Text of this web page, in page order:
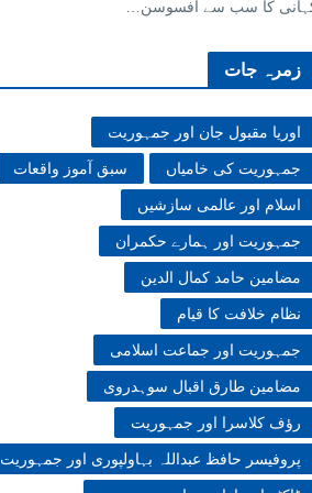
کا سب سے افسوسن…
زمرہ جات
اوریا مقبول جان اور جمہوریت
جمہوریت کی خامیاں سبق آموز واقعات
اسلام اور عالمی سازشیں
جمہوریت اور ہمارے حکمران
مضامین حامد کمال الدین
نظام خلافت کا قیام
جمہوریت اور جماعت اسلامی
مضامین طارق اقبال سوہدروی
رؤف کلاسرا اور جمہوریت
پروفیسر حافظ عبداللہ بہاولپوری اور جمہوریت